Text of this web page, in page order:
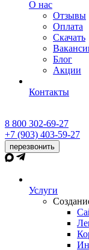
О нас
Отзывы
Оплата
Скачать
Блог
Акции
Контакты
8 800 302-69-27
+7 (903) 403-59-27
перезвонить
Услуги